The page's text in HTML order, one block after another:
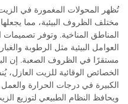
تُظهر المحولات المغمورة في
مختلف الظروف البيئية، مما
المناطق المناخية. وتوفر
العوامل البيئية مثل الرطوبة
مستقرًا في الظروف الصعبة. إن
الخصائص الوقائية للزيت العازل،
الكبيرة في درجات الحرارة
ويحافظ النظام الطبيعي لتوزيع